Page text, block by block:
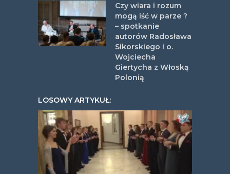
Czy wiara i rozum
mogą iść w parze ?
– spotkanie
autorów Radosława
Sikorskiego i o.
Wojciecha
Giertycha z Włoską
Polonią
LOSOWY ARTYKUŁ: